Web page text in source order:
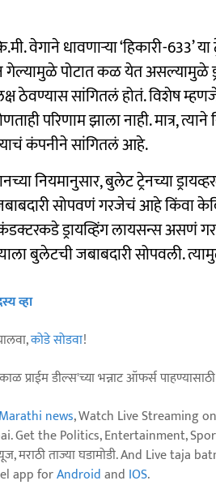
वेगाने धावणाऱ्या ‘हिकारी-633’
पोटात कळ येत असल्यामुळे
ठेवण्यास सांगितलं होतं. विशेष म्हणजे
परिणाम झाला नाही. मात्र,
कंपनीने सांगितलं आहे.
नियमानुसार, बुलेट ट्रेनच्या
सोपवणं गरजेचं आहे किंवा
ड्रायव्हिंग लायसन्स असणं
बुलेटची जबाबदारी सोपवली.
व्हा
कोडे सोडवा!
प्राईम डील्स'च्या भन्नाट ऑफर्स
Marathi news, Watch Live Streaming
Get the Politics, Entertainment,
मराठी ताज्या घडामोडी. And Live
app forAndroidand IOS.